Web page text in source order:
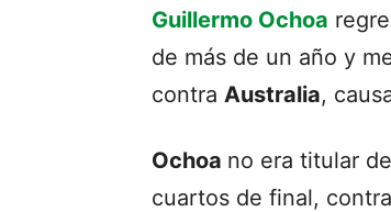
Guillermo Ochoa
de más de un año y
contra Australia,
Ochoa no era titular
cuartos de final,